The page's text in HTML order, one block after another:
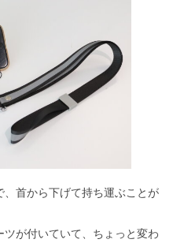
首から下げて持ち運ぶことが
が付いていて、ちょっと変わ